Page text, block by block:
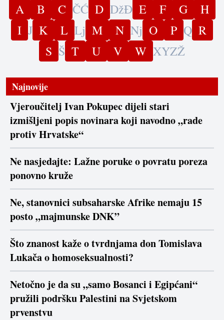
A B C ČĆ D DžĐ E F G
H
I J K L Lj M N Nj O P Q R
S Š T U V W XYZŽ
Najnovije
Vjeroučitelj Ivan Pokupec dijeli stari
izmišljeni popis novinara koji navodno „rade
protiv Hrvatske“
Ne nasjedajte: Lažne poruke o povratu poreza
ponovno kruže
Ne, stanovnici subsaharske Afrike nemaju 15
posto „majmunske DNK”
Što znanost kaže o tvrdnjama don Tomislava
Lukača o homoseksualnosti?
Netočno je da su „samo Bosanci i Egipćani“
pružili podršku Palestini na Svjetskom
prvenstvu